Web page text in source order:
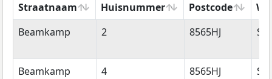
Straatnaam Huisnummer Postcode
Straatnaam
Huisnummer Postcode
Beamkamp 2 8565HJ
Beamkamp 4 8565HJ